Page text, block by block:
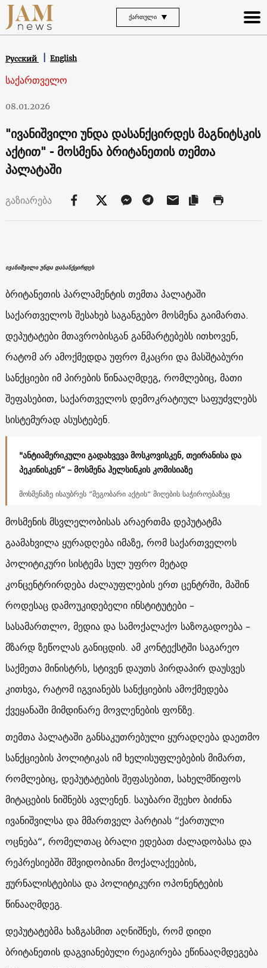
ᲥᲐᲠᲗᲣᲚᲘ
Русский English
საქართველო
08.01.2026
"ივანიშვილი უნდა დასანქცირდეს მაგნიტსკის
აქტით" - მოსმენა ბრიტანეთის თემთა
პალატაში
გაზიარება
ივანიშვილი უნდა დასანქცირდეს
ბრიტანეთის პარლამენტის თემთა პალატაში
საქართველოს შესახებ საგანგებო მოსმენა გაიმართა.
დეპუტატები მთავრობისგან განმარტებებს ითხოვენ,
რატომ არ ამოქმედდა უფრო მკაცრი და მასშტაბური
სანქციები იმ პირების წინააღმდეგ, რომლებიც, მათი
შეფასებით, საქართველოს დემოკრატიულ საფუძვლებს
სისტემურად ასუსტებენ.
"ანტიამერიკული გადახვევა მოსკოვისკენ, თეირანისა და
პეკინისკენ“ – მოსმენა ჰელსინკის კომისიაზე
მოსმენაზე ისაუბრეს “მეგობარი აქტის“ მიღების საჭიროებაზეც
მოსმენის მსვლელობისას არაერთმა დეპუტატმა
გაამახვილა ყურადღება იმაზე, რომ საქართველოს
პოლიტიკური სისტემა სულ უფრო მეტად
კონცენტრირდება ძალაუფლების ერთ ცენტრში, მაშინ
როდესაც დამოუკიდებელი ინსტიტუტები –
სასამართლო, მედია და სამოქალაქო საზოგადოება –
მზარდ ზეწოლას განიცდის. ამ კონტექსტში საგარეო
საქმეთა მინისტრს, სტივენ დაუთს პირდაპირ დაუსვეს
კითხვა, რატომ იგვიანებს სანქციების ამოქმედება
ქვეყანაში მიმდინარე მოვლენების ფონზე.
თემთა პალატაში განსაკუთრებული ყურადღება დაეთმო
სანქციების პოლიტიკას იმ ხელისუფლებების მიმართ,
რომლებიც, დეპუტატების შეფასებით, სახელმწიფოს
მიტაცების ნიშნებს ავლენენ. საუბარი შეეხო ბიძინა
ივანიშვილსა და მმართველ პარტიას “ქართული
ოცნება“, რომელთაც ბრალი ედებათ ძალადობასა და
რეპრესიებში მშვიდობიანი მოქალაქეების,
ჟურნალისტებისა და პოლიტიკური ოპონენტების
წინააღმდეგ.
დეპუტატებმა ხაზგასმით აღნიშნეს, რომ დიდი
ბრიტანეთის დაგვიანებული რეაგირება ეწინააღმდეგება